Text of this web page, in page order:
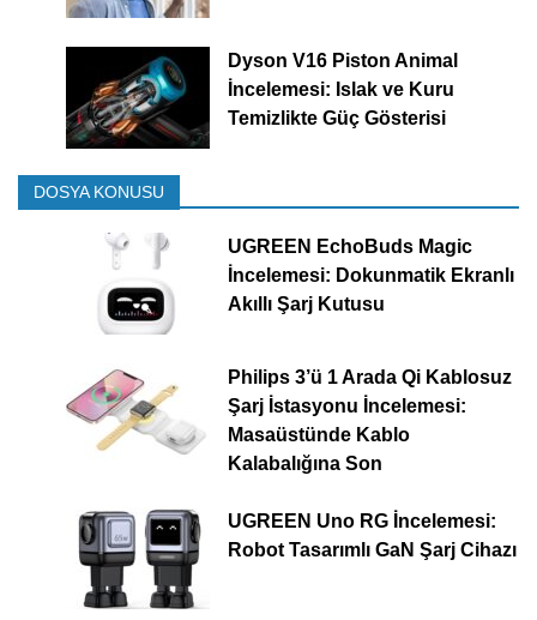
Dyson V16 Piston Animal
İncelemesi: Islak ve Kuru
Temizlikte Güç Gösterisi
DOSYA KONUSU
UGREEN EchoBuds Magic
İncelemesi: Dokunmatik Ekranlı
Akıllı Şarj Kutusu
Philips 3’ü 1 Arada Qi Kablosuz
Şarj İstasyonu İncelemesi:
Masaüstünde Kablo
Kalabalığına Son
UGREEN Uno RG İncelemesi:
Robot Tasarımlı GaN Şarj Cihazı